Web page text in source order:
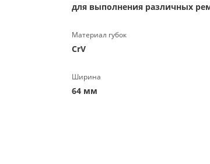
для выполнения различных
Материал губок
CrV
Ширина
64 мм